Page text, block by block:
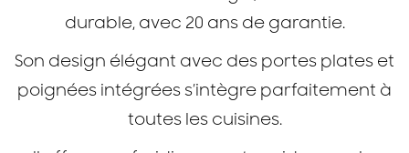
durable, avec 20 ans de garantie.
Son design élégant avec des portes plates et
poignées intégrées s’intègre parfaitement à
toutes les cuisines.